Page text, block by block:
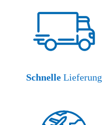
SchnelleLieferung